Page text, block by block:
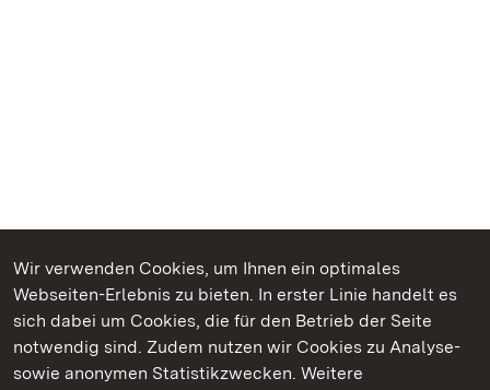
Wir verwenden Cookies, um Ihnen ein optimales
Webseiten-Erlebnis zu bieten. In erster Linie handelt es
sich dabei um Cookies, die für den Betrieb der Seite
notwendig sind. Zudem nutzen wir Cookies zu Analyse-
sowie anonymen Statistikzwecken. Weitere
Kommen. Staunen. Genießen.